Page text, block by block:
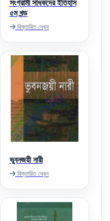
সংগ্রামী সাধকদের ইতিহাস
৫ম খন্ড
বিস্তারিত দেখুন
ভুবনজয়ী নারী
বিস্তারিত দেখুন